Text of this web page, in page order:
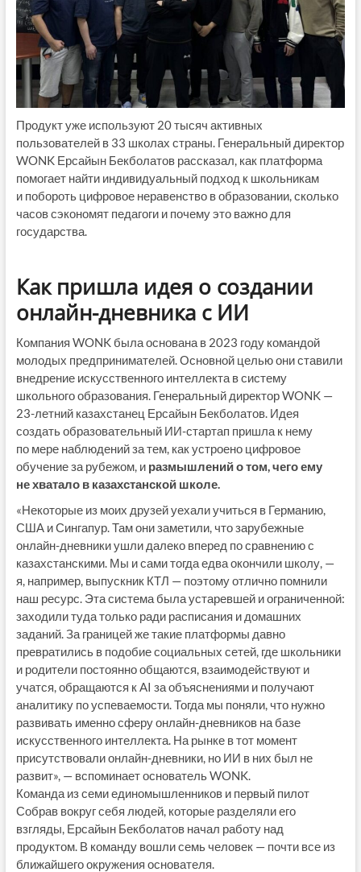
Продукт уже используют 20 тысяч активных
пользователей в 33 школах страны. Генеральный директор
WONK Ерсайын Бекболатов рассказал, как платформа
помогает найти индивидуальный подход к школьникам
и побороть цифровое неравенство в образовании, сколько
часов сэкономят педагоги и почему это важно для
государства.
Как пришла идея о создании
онлайн-дневника с ИИ
Компания WONK была основана в 2023 году командой
молодых предпринимателей. Основной целью они ставили
внедрение искусственного интеллекта в систему
школьного образования. Генеральный директор WONK —
23-летний казахстанец Ерсайын Бекболатов. Идея
создать образовательный ИИ-стартап пришла к нему
по мере наблюдений за тем, как устроено цифровое
обучение за рубежом, и размышлений о том, чего ему
не хватало в казахстанской школе.
«Некоторые из моих друзей уехали учиться в Германию,
США и Сингапур. Там они заметили, что зарубежные
онлайн-дневники ушли далеко вперед по сравнению с
казахстанскими. Мы и сами тогда едва окончили школу, —
я, например, выпускник КТЛ — поэтому отлично помнили
наш ресурс. Эта система была устаревшей и ограниченной:
заходили туда только ради расписания и домашних
заданий. За границей же такие платформы давно
превратились в подобие социальных сетей, где школьники
и родители постоянно общаются, взаимодействуют и
учатся, обращаются к AI за объяснениями и получают
аналитику по успеваемости. Тогда мы поняли, что нужно
развивать именно сферу онлайн-дневников на базе
искусственного интеллекта. На рынке в тот момент
присутствовали онлайн-дневники, но ИИ в них был не
развит», — вспоминает основатель WONK.
Команда из семи единомышленников и первый пилот
Собрав вокруг себя людей, которые разделяли его
взгляды, Ерсайын Бекболатов начал работу над
продуктом. В команду вошли семь человек — почти все из
ближайшего окружения основателя.